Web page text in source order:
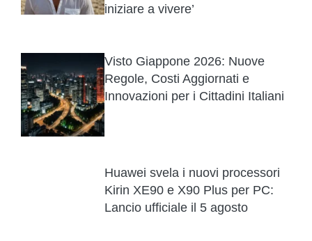
iniziare a vivere’
Visto Giappone 2026: Nuove
Regole, Costi Aggiornati e
Innovazioni per i Cittadini Italiani
Huawei svela i nuovi processori
Kirin XE90 e X90 Plus per PC:
Lancio ufficiale il 5 agosto